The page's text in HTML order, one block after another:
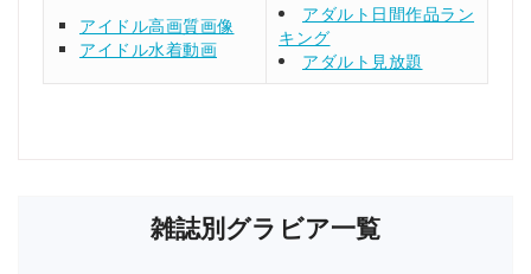
アイドル高画質画像
アイドル水着動画
アダルト日間作品ラン
キング
アダルト見放題
雑誌別グラビア一覧